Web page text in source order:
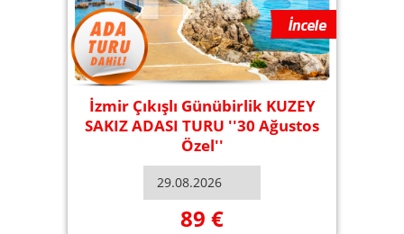
İzmir Çıkışlı Günübirlik KUZEY
SAKIZ ADASI TURU ''30 Ağustos
Özel''
89 €